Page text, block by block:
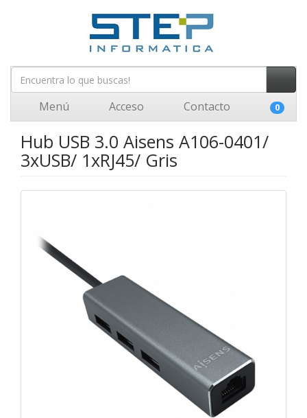
Menú Acceso Contacto 0
Hub USB 3.0 Aisens A106-0401/
3xUSB/ 1xRJ45/ Gris